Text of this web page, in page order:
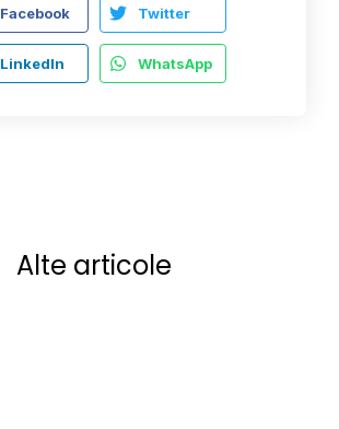
Facebook Twitter
LinkedIn WhatsApp
Alte articole